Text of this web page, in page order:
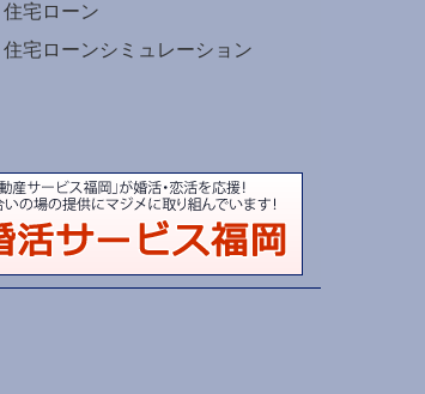
住宅ローン
住宅ローンシミュレーション